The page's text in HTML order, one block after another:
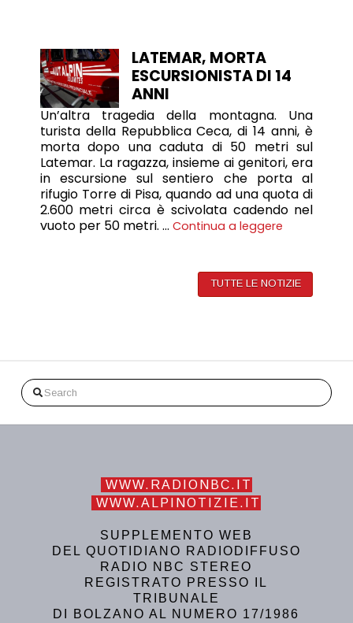
LATEMAR, MORTA
ESCURSIONISTA DI 14
ANNI
Un’altra tragedia della montagna. Una
turista della Repubblica Ceca, di 14 anni, è
morta dopo una caduta di 50 metri sul
Latemar. La ragazza, insieme ai genitori, era
in escursione sul sentiero che porta al
rifugio Torre di Pisa, quando ad una quota di
2.600 metri circa è scivolata cadendo nel
vuoto per 50 metri. … Continua a leggere
TUTTE LE NOTIZIE
Search
WWW.RADIONBC.IT
WWW.ALPINOTIZIE.IT
SUPPLEMENTO WEB
DEL QUOTIDIANO RADIODIFFUSO
RADIO NBC STEREO
REGISTRATO PRESSO IL
TRIBUNALE
DI BOLZANO AL NUMERO 17/1986